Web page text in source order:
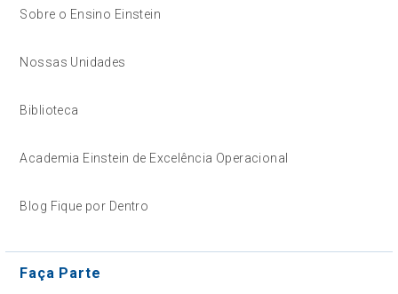
Sobre o Ensino Einstein
Nossas Unidades
Biblioteca
Academia Einstein de Excelência Operacional
Blog Fique por Dentro
Faça Parte